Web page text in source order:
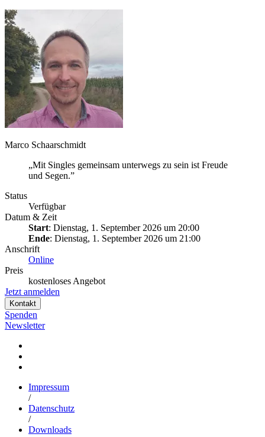
Marco Schaarschmidt
„Mit Singles gemeinsam unterwegs zu sein ist Freude
und Segen.”
Status
Verfügbar
Datum & Zeit
Start: Dienstag, 1. September 2026 um 20:00
Ende: Dienstag, 1. September 2026 um 21:00
Anschrift
Online
Preis
kostenloses Angebot
Jetzt anmelden
Kontakt
Spenden
Newsletter
Impressum
/
Datenschutz
/
Downloads